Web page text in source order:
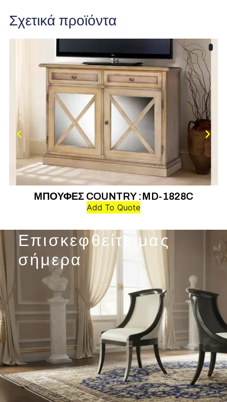
Σχετικά προϊόντα
ΜΠΟΥΦΕΣ COUNTRY :MD-1828C
Add To Quote
Επισκεφθείτε μας
σήμερα